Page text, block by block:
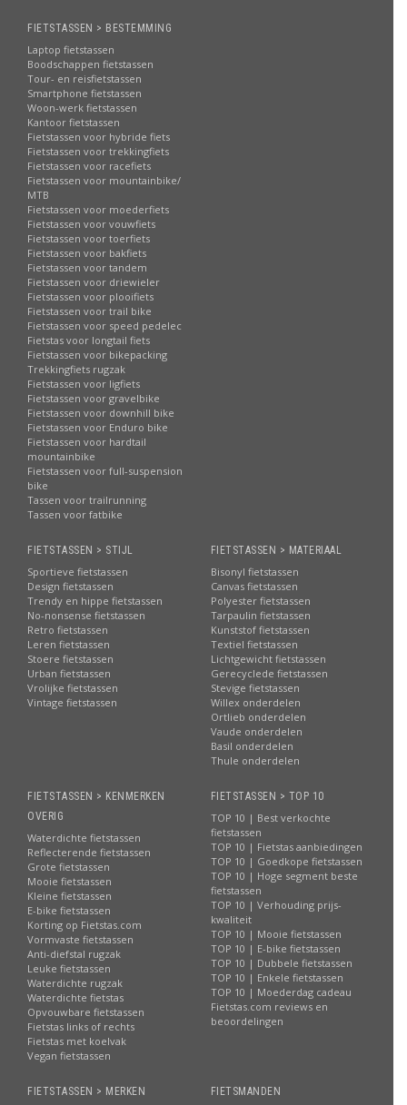
FIETSTASSEN > BESTEMMING
Laptop fietstassen
Boodschappen fietstassen
Tour- en reisfietstassen
Smartphone fietstassen
Woon-werk fietstassen
Kantoor fietstassen
Fietstassen voor hybride fiets
Fietstassen voor trekkingfiets
Fietstassen voor racefiets
Fietstassen voor mountainbike/
MTB
Fietstassen voor moederfiets
Fietstassen voor vouwfiets
Fietstassen voor toerfiets
Fietstassen voor bakfiets
Fietstassen voor tandem
Fietstassen voor driewieler
Fietstassen voor plooifiets
Fietstassen voor trail bike
Fietstassen voor speed pedelec
Fietstas voor longtail fiets
Fietstassen voor bikepacking
Trekkingfiets rugzak
Fietstassen voor ligfiets
Fietstassen voor gravelbike
Fietstassen voor downhill bike
Fietstassen voor Enduro bike
Fietstassen voor hardtail
mountainbike
Fietstassen voor full-suspension
bike
Tassen voor trailrunning
Tassen voor fatbike
FIETSTASSEN > STIJL
Sportieve fietstassen
Design fietstassen
Trendy en hippe fietstassen
No-nonsense fietstassen
Retro fietstassen
Leren fietstassen
Stoere fietstassen
Urban fietstassen
Vrolijke fietstassen
Vintage fietstassen
FIETSTASSEN > MATERIAAL
Bisonyl fietstassen
Canvas fietstassen
Polyester fietstassen
Tarpaulin fietstassen
Kunststof fietstassen
Textiel fietstassen
Lichtgewicht fietstassen
Gerecyclede fietstassen
Stevige fietstassen
Willex onderdelen
Ortlieb onderdelen
Vaude onderdelen
Basil onderdelen
Thule onderdelen
FIETSTASSEN > KENMERKEN
OVERIG
Waterdichte fietstassen
Reflecterende fietstassen
Grote fietstassen
Mooie fietstassen
Kleine fietstassen
E-bike fietstassen
Korting op Fietstas.com
Vormvaste fietstassen
Anti-diefstal rugzak
Leuke fietstassen
Waterdichte rugzak
Waterdichte fietstas
Opvouwbare fietstassen
Fietstas links of rechts
Fietstas met koelvak
Vegan fietstassen
FIETSTASSEN > TOP 10
TOP 10 | Best verkochte
fietstassen
TOP 10 | Fietstas aanbiedingen
TOP 10 | Goedkope fietstassen
TOP 10 | Hoge segment beste
fietstassen
TOP 10 | Verhouding prijs-
kwaliteit
TOP 10 | Mooie fietstassen
TOP 10 | E-bike fietstassen
TOP 10 | Dubbele fietstassen
TOP 10 | Enkele fietstassen
TOP 10 | Moederdag cadeau
Fietstas.com reviews en
beoordelingen
FIETSTASSEN > MERKEN FIETSMANDEN